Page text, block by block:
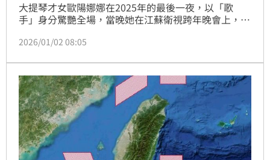
大提琴才女歐陽娜娜在2025年的最後一夜，以「歌
手」身分驚艷全場，當晚她在江蘇衛視跨年晚會上，搭
蜜合唱《我的愛沒前奏》。不過網友驚見直播時「歌詞
2026/01/02 08:05